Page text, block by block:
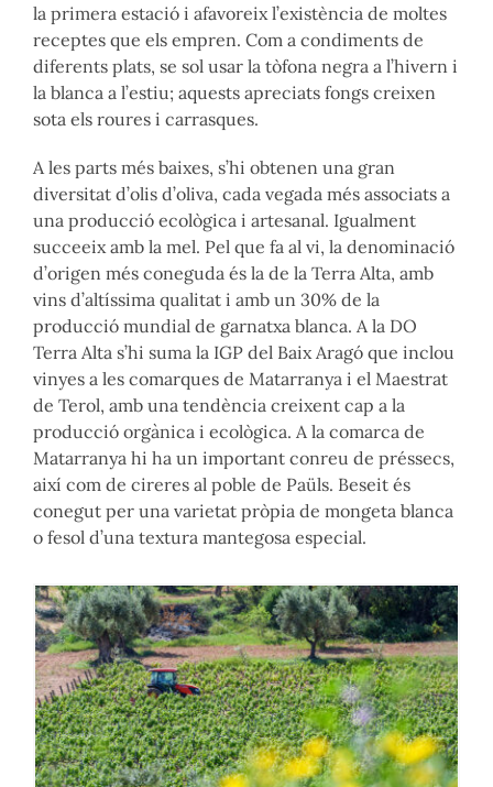
la primera estació i afavoreix l’existència de moltes
receptes que els empren. Com a condiments de
diferents plats, se sol usar la tòfona negra a l’hivern i
la blanca a l’estiu; aquests apreciats fongs creixen
sota els roures i carrasques.
A les parts més baixes, s’hi obtenen una gran
diversitat d’olis d’oliva, cada vegada més associats a
una producció ecològica i artesanal. Igualment
succeeix amb la mel. Pel que fa al vi, la denominació
d’origen més coneguda és la de la Terra Alta, amb
vins d’altíssima qualitat i amb un 30% de la
producció mundial de garnatxa blanca. A la DO
Terra Alta s’hi suma la IGP del Baix Aragó que inclou
vinyes a les comarques de Matarranya i el Maestrat
de Terol, amb una tendència creixent cap a la
producció orgànica i ecològica. A la comarca de
Matarranya hi ha un important conreu de préssecs,
així com de cireres al poble de Paüls. Beseit és
conegut per una varietat pròpia de mongeta blanca
o fesol d’una textura mantegosa especial.